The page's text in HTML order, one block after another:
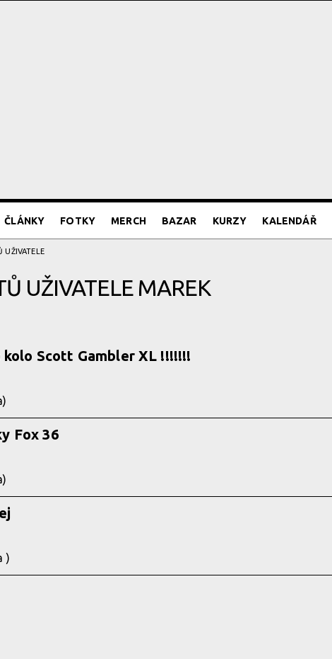
ČLÁNKY FOTKY MERCH BAZAR KURZY KALENDÁŘ
UŽIVATELE
UŽIVATELE MAREK
kolo Scott Gambler XL !!!!!!!
Fox 36
)